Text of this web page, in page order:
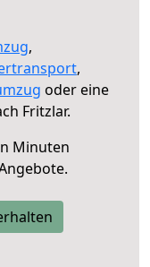
,
,
oder eine
Fritzlar.
Minuten